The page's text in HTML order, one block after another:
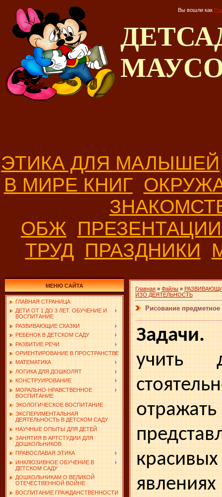
Вы вошли как
ЭТИКА ДЛЯ МАЛЫШЕЙ
В МИРЕ КНИГ
ОБЖ
ТРУД ПРАЗДНИКИ
МЕНЮ САЙТА
ГЛАВНАЯ СТРАНИЦА
ДЕТИ ОТ 1 ДО 3 ЛЕТ. ОБУЧЕНИЕ И
ВОСПИТАНИЕ
РАЗВИВАЮЩИЕ СКАЗКИ
РЕБЕНОК В ДЕТСКОМ САДУ
РАЗВИТИЕ РЕЧИ
ОРИЕНТИРОВАНИЕ В ПРОСТРАНСТВЕ
МАТЕМАТИКА
ЛОГИКА ДЛЯ ДОШКОЛЯТ
КОНСТРУИРОВАНИЕ
МОРАЛЬНО-НРАВСТВЕННОЕ
ВОСПИТАНИЕ
ЭКОЛОГИЧЕСКОЕ ВОСПИТАНИЕ
ЭКСПЕРИМЕНТАЛЬНАЯ
ДЕЯТЕЛЬНОСТЬ В ДЕТСКОМ САДУ
НАУЧНЫЕ ОПЫТЫ ДЛЯ ДЕТЕЙ
ЗАНЯТИЯ В АРТСТУДИИ ДЛЯ
ДОШКОЛЬНИКОВ
ПРАВОСЛАВАЯ ЭТИКА
ИНКЛЮЗИВНОЕ ОБУЧЕНИЕ В
ДЕТСКОМ САДУ
ДОШКОЛЬНИКАМ О ВЕЛИКОЙ
ОТЕЧЕСТВЕННОЙ ВОЙНЕ
ВОСПИТАНИЕ ГРАЖДАНСТВЕННОСТИ
Главная » Файлы »
ИЗО ДЕЯТЕЛЬНОСТЬ
Рисование предметное
учить